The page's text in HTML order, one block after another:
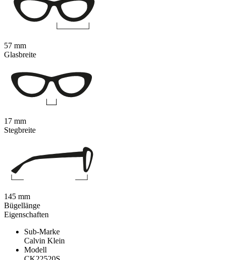
Eigenschaften
Sub-Marke
Calvin Klein
Modell
57 mm
Glasbreite
17 mm
Stegbreite
145 mm
Bügellänge